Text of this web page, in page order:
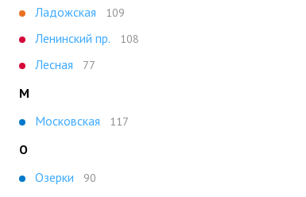
Ладожская
109
Ленинский пр. 108
Лесная 77
М
Московская
117
О
Озерки
90